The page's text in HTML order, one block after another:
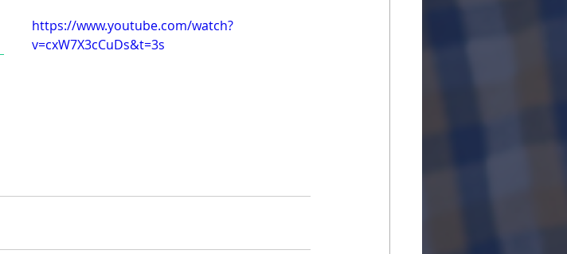
https://www.youtube.com/watch?
v=cxW7X3cCuDs&t=3s